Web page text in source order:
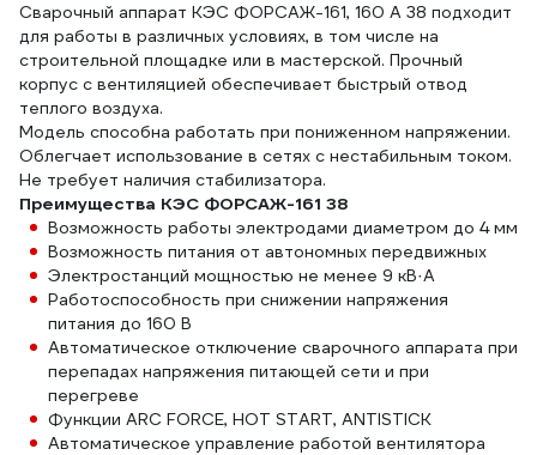
Сварочный аппарат КЭС ФОРСАЖ-161, 160 А 38 подходит
для работы в различных условиях, в том числе на
строительной площадке или в мастерской. Прочный
корпус с вентиляцией обеспечивает быстрый отвод
теплого воздуха.
Модель способна работать при пониженном напряжении.
Облегчает использование в сетях с нестабильным током.
Не требует наличия стабилизатора.
Преимущества КЭС ФОРСАЖ-161 38
Возможность работы электродами диаметром до 4 мм
Возможность питания от автономных передвижных
Электростанций мощностью не менее 9 кВ·А
Работоспособность при снижении напряжения
питания до 160 В
Автоматическое отключение сварочного аппарата при
перепадах напряжения питающей сети и при
перегреве
Функции ARC FORCE, HOT START, ANTISTICK
Автоматическое управление работой вентилятора